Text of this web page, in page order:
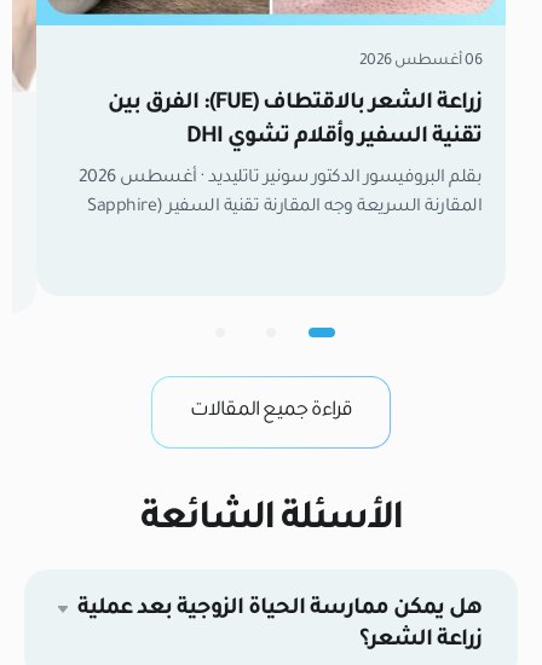
06 أغسطس 2026
زراعة الشعر بالاقتطاف (FUE): الفرق بين
تقنية السفير وأقلام تشوي DHI
بقلم البروفيسور الدكتور سونير تاتليديد · أغسطس 2026
المقارنة السريعة وجه المقارنة تقنية السفير (Sapphire
قراءة جميع المقالات
الأسئلة الشائعة
هل يمكن ممارسة الحياة الزوجية بعد عملية
زراعة الشعر؟